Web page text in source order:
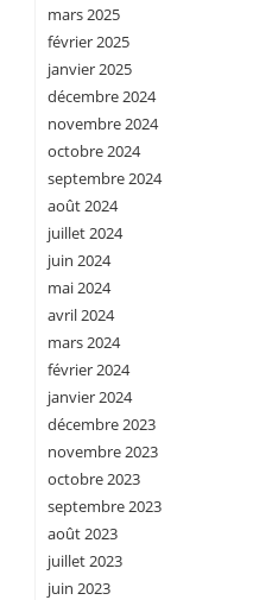
mars 2025
février 2025
janvier 2025
décembre 2024
novembre 2024
octobre 2024
septembre 2024
août 2024
juillet 2024
juin 2024
mai 2024
avril 2024
mars 2024
février 2024
janvier 2024
décembre 2023
novembre 2023
octobre 2023
septembre 2023
août 2023
juillet 2023
juin 2023